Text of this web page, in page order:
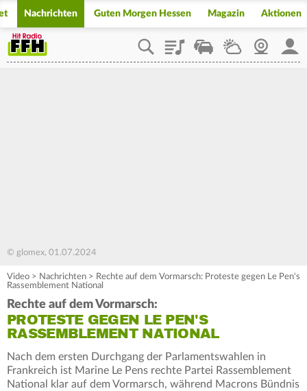
Nachrichten Guten Morgen Hessen Magazin Aktionen
PlaylistStaupilotWetterWebcam
© glomex, 01.07.2024
Video > Nachrichten > Rechte auf dem Vormarsch: Proteste gegen Le Pen's
Rassemblement National
Rechte auf dem Vormarsch:
PROTESTE GEGEN LE PEN'S
RASSEMBLEMENT NATIONAL
Nach dem ersten Durchgang der Parlamentswahlen in
Frankreich ist Marine Le Pens rechte Partei Rassemblement
National klar auf dem Vormarsch, während Macrons Bündnis